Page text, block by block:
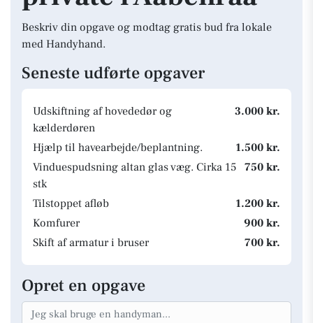
Beskriv din opgave og modtag gratis bud fra lokale
med Handyhand.
Seneste udførte opgaver
Udskiftning af hovededør og
kælderdøren
3.000 kr.
Hjælp til havearbejde/beplantning.
1.500 kr.
Vinduespudsning altan glas væg. Cirka 15
stk
750 kr.
Tilstoppet afløb
1.200 kr.
Komfurer
900 kr.
Skift af armatur i bruser
700 kr.
Opret en opgave